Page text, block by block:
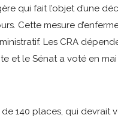
qui fait l’objet d’une
Cette mesure
Les CRA
et le Sénat a voté en
140 places, qui devrait